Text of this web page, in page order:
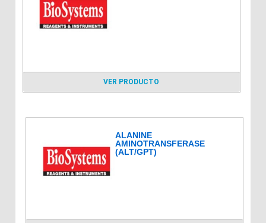
VER PRODUCTO
ALANINE
AMINOTRANSFERASE
(ALT/GPT)